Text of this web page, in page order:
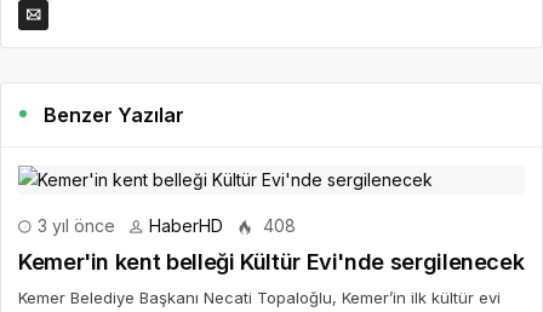
Benzer Yazılar
3 yıl önce HaberHD 408
Kemer'in kent belleği Kültür Evi'nde sergilenecek
Kemer Belediye Başkanı Necati Topaloğlu, Kemer’in ilk kültür evi